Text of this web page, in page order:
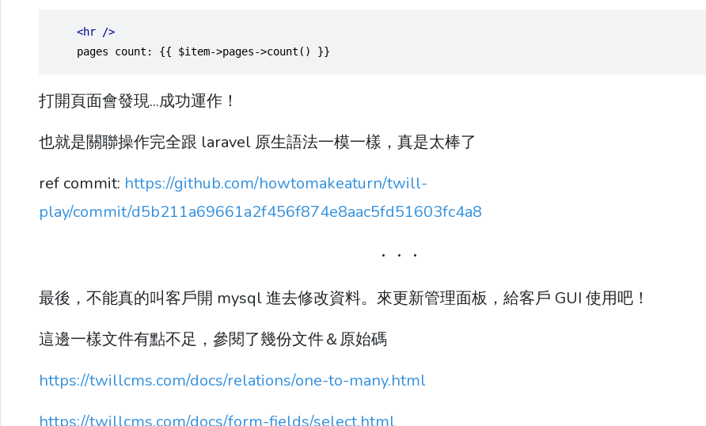
<hr />
    pages count: {{ $item->pages->count() }}
打開頁面會發現...成功運作！
也就是關聯操作完全跟 laravel 原生語法一模一樣，真是太棒了
ref commit: https://github.com/howtomakeaturn/twill-
play/commit/d5b211a69661a2f456f874e8aac5fd51603fc4a8
最後，不能真的叫客戶開 mysql 進去修改資料。來更新管理面板，給客戶 GUI 使用吧！
這邊一樣文件有點不足，參閱了幾份文件＆原始碼
https://twillcms.com/docs/relations/one-to-many.html